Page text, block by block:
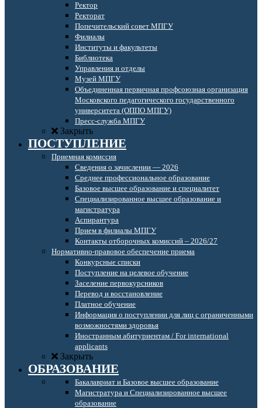
Ректор
Ректорат
Попечительский совет МПГУ
Филиалы
Институты и факультеты
Библиотека
Управления и отделы
Музей МПГУ
Объединенная первичная профсоюзная организация
Московского педагогического государственного
университета (ОППО МПГУ)
Пресс-служба МПГУ
Закрыть
ПОСТУПЛЕНИЕ
Приемная комиссия
Сведения о зачислении — 2026
Среднее профессиональное образование
Базовое высшее образование и специалитет
Специализированное высшее образование и
магистратура
Аспирантура
Прием в филиалы МПГУ
Контакты отборочных комиссий – 2026/27
Нормативно-правовое обеспечение приема
Конкурсные списки
Поступление на целевое обучение
Заселение первокурсников
Перевод и восстановление
Платное обучение
Информация о поступлении для лиц с ограниченными
возможностями здоровья
Иностранным абитуриентам / For international
applicants
Закрыть
ОБРАЗОВАНИЕ
Бакалавриат и Базовое высшее образование
Магистратура и Специализированное высшее
образование